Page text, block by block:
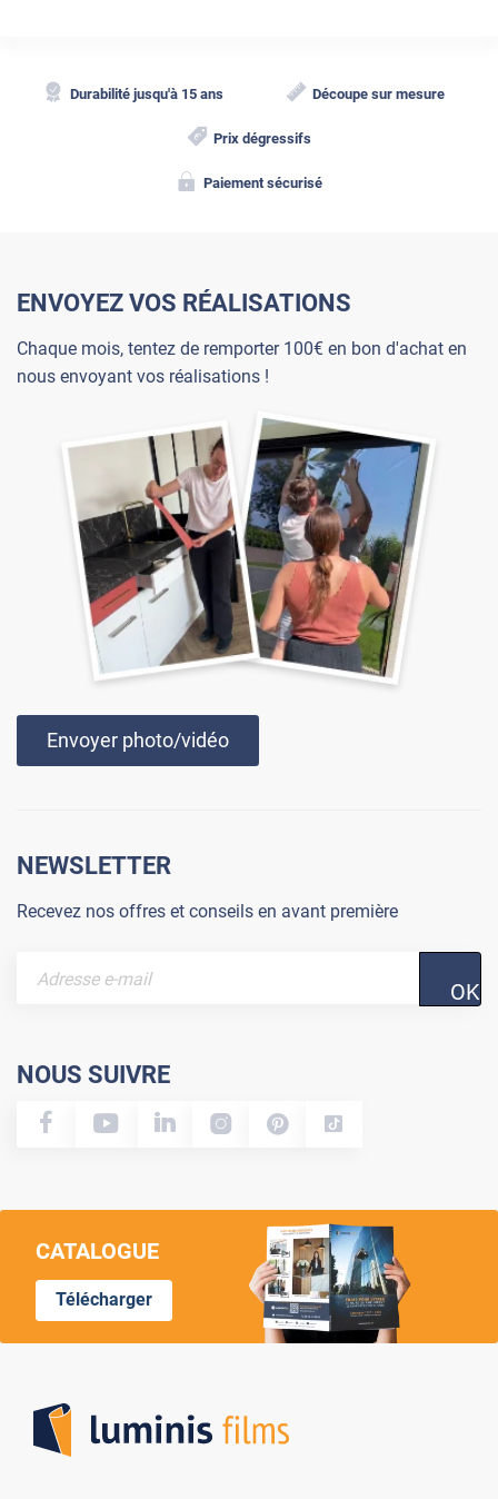
Durabilité jusqu'à 15 ans Découpe sur mesure
Prix dégressifs
Paiement sécurisé
ENVOYEZ VOS RÉALISATIONS
Chaque mois, tentez de remporter 100€ en bon d'achat en
nous envoyant vos réalisations !
Envoyer photo/vidéo
NEWSLETTER
Recevez nos offres et conseils en avant première
OK
NOUS SUIVRE
CATALOGUE
Télécharger